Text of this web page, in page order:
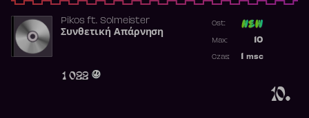
10.
Pikosft. Solmeister
Συνθετική Απάρνηση
1 022
Ost:
10
Max:
msc
Czas: